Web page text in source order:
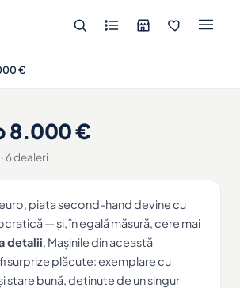
€
8.000 €
6 dealeri
piața second-hand devine cu
— și, în egală măsură, cere mai
detalii. Mașinile din această
surprize plăcute: exemplare cu
stare bună, deținute de un singur